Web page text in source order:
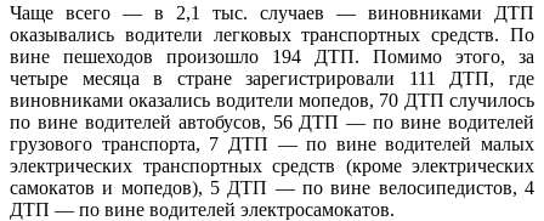
Чаще всего — в 2,1 тыс. случаев — виновниками ДТП
оказывались водители легковых транспортных средств. По
вине пешеходов произошло 194 ДТП. Помимо этого, за
четыре месяца в стране зарегистрировали 111 ДТП, где
виновниками оказались водители мопедов, 70 ДТП случилось
по вине водителей автобусов, 56 ДТП — по вине водителей
грузового транспорта, 7 ДТП — по вине водителей малых
электрических транспортных средств (кроме электрических
самокатов и мопедов), 5 ДТП — по вине велосипедистов, 4
ДТП — по вине водителей электросамокатов.